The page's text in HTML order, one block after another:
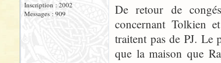
Inscription : 2002
Messages : 909
De retour de
concernant Tolkien
traitent pas de PJ. Le
que la maison que